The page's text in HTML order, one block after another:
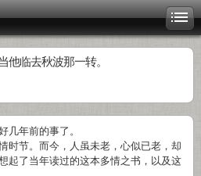
他临去秋波那一转。
年前的事了。
节。而今，人虽未老，心似已老，却
起了当年读过的这本多情之书，以及这